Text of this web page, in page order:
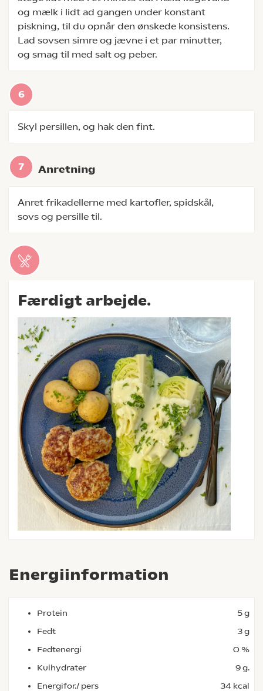
og mælk i lidt ad gangen under konstant
piskning, til du opnår den ønskede konsistens.
Lad sovsen simre og jævne i et par minutter,
og smag til med salt og peber.
Skyl persillen, og hak den fint.
Anretning
Anret frikadellerne med kartofler, spidskål,
sovs og persille til.
Færdigt arbejde.
Energiinformation
Protein
5 g
Fedt
3 g
Fedtenergi
0 %
Kulhydrater
9 g.
Energifor./ pers
34 kcal